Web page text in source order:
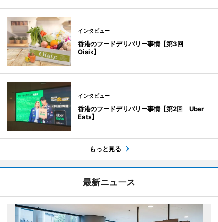
インタビュー
香港のフードデリバリー事情【第3回
Oisix】
インタビュー
香港のフードデリバリー事情【第2回 Uber
Eats】
もっと見る
最新ニュース